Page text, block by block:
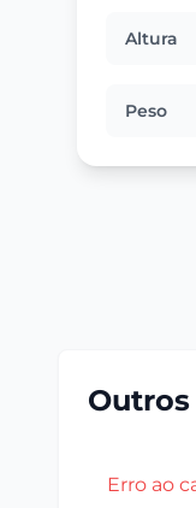
Altura
Peso
Erro ao